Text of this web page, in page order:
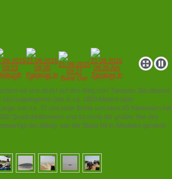
wir uns direkt auf den Weg zum Tanasee. Bei diesem
höchstgelegenen See in ca. 1800 Metern über
von ca. 70 und einer Breite von etwa 65 Kilometern hat
Quadratkilometern und ist somit der größte See des
der Abbay, wie der Blaue Nil in Äthiopien genannt